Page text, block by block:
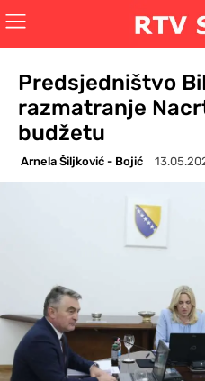
Predsjedništvo
razmatranje
budžetu
Arnela Šiljković - Bojić